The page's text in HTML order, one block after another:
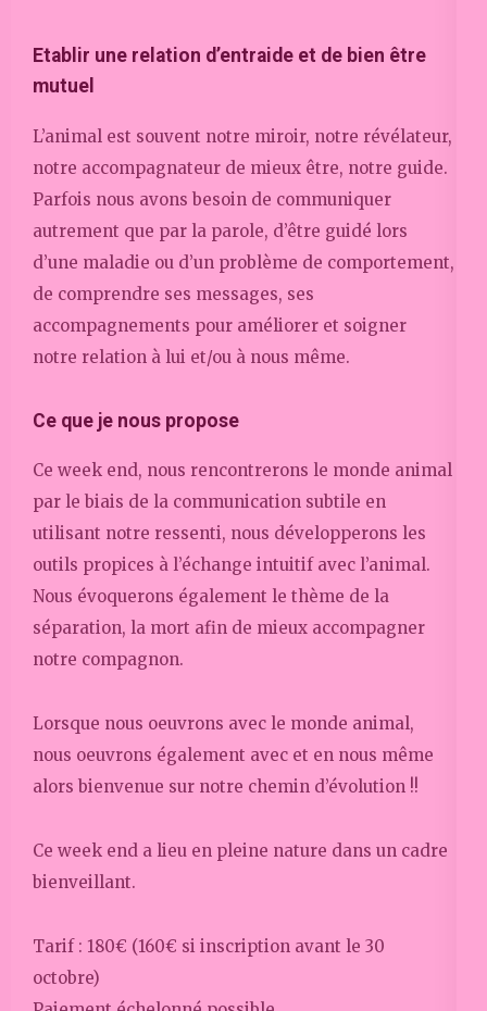
Etablir une relation d’entraide et de bien être
mutuel
L’animal est souvent notre miroir, notre révélateur,
notre accompagnateur de mieux être, notre guide.
Parfois nous avons besoin de communiquer
autrement que par la parole, d’être guidé lors
d’une maladie ou d’un problème de comportement,
de comprendre ses messages, ses
accompagnements pour améliorer et soigner
notre relation à lui et/ou à nous même.
Ce que je nous propose
Ce week end, nous rencontrerons le monde animal
par le biais de la communication subtile en
utilisant notre ressenti, nous développerons les
outils propices à l’échange intuitif avec l’animal.
Nous évoquerons également le thème de la
séparation, la mort afin de mieux accompagner
notre compagnon.
Lorsque nous oeuvrons avec le monde animal,
nous oeuvrons également avec et en nous même
alors bienvenue sur notre chemin d’évolution !!
Ce week end a lieu en pleine nature dans un cadre
bienveillant.
Tarif : 180€ (160€ si inscription avant le 30
octobre)